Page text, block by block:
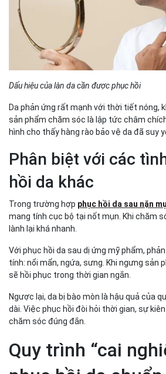
Dấu hiệu của làn da cần được phục hồi
Da phản ứng rất mạnh với thời tiết nóng,
sản phẩm chăm sóc là lập tức châm
hình cho thấy hàng rào bảo vệ da đã suy
Phân biệt với các
hồi da khác
Trong trường hợp phục hồi da sau nặn
mang tính cục bộ tại nốt mụn. Khi chăm
lành lại khá nhanh.
Với phục hồi da sau dị ứng mỹ phẩm,
tính: nổi mẩn, ngứa, sưng. Khi ngưng sản
sẽ hồi phục trong thời gian ngắn.
Ngược lại, da bị bào mòn là hậu quả của
dài. Việc phục hồi đòi hỏi thời gian, sự
chăm sóc đúng đắn.
Quy trình “cai